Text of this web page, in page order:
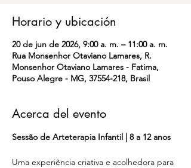
Horario y ubicación
20 de jun de 2026, 9:00 a. m. – 11:00 a. m.
Rua Monsenhor Otaviano Lamares, R.
Monsenhor Otaviano Lamares - Fatima,
Pouso Alegre - MG, 37554-218, Brasil
Acerca del evento
Sessão de Arteterapia Infantil | 8 a 12 anos
Uma experiência criativa e acolhedora para